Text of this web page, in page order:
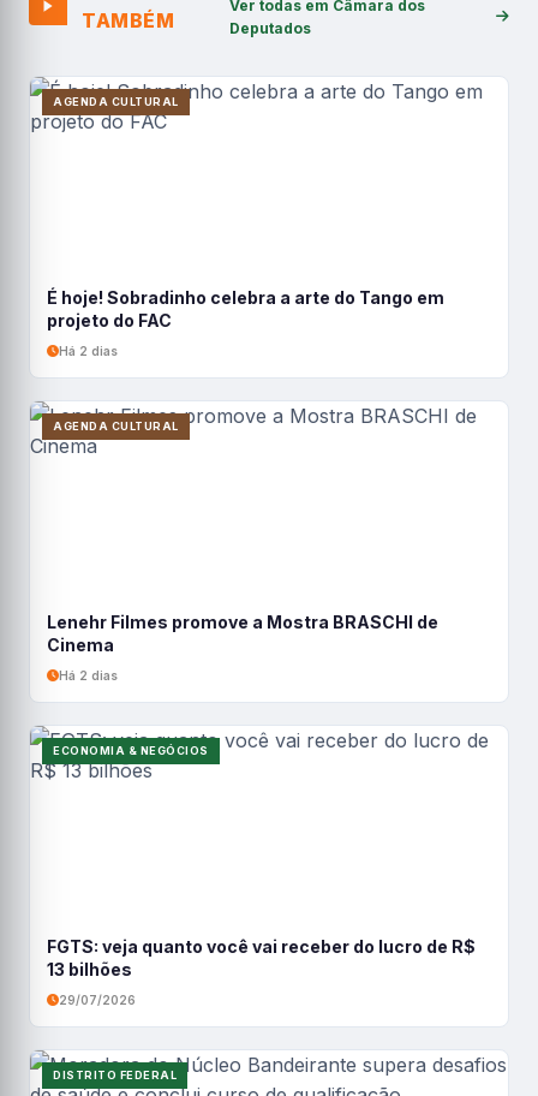
TAMBÉM
Ver todas em Câmara dos
Deputados
AGENDA CULTURAL
É hoje! Sobradinho celebra a arte do Tango em
projeto do FAC
Há 2 dias
AGENDA CULTURAL
Lenehr Filmes promove a Mostra BRASCHI de
Cinema
Há 2 dias
ECONOMIA & NEGÓCIOS
FGTS: veja quanto você vai receber do lucro de R$
13 bilhões
29/07/2026
DISTRITO FEDERAL